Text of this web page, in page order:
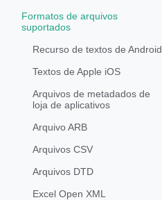
Formatos de arquivos
suportados
Recurso de textos de Android
Textos de Apple iOS
Arquivos de metadados de
loja de aplicativos
Arquivo ARB
Arquivos CSV
Arquivos DTD
Excel Open XML